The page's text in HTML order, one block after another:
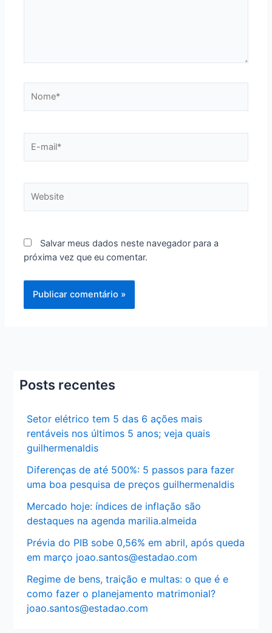
mail*
Salvar meus dados neste navegador para a
próxima vez que eu comentar.
Posts recentes
Setor elétrico tem 5 das 6 ações mais
rentáveis nos últimos 5 anos; veja quais
guilhermenaldis
Diferenças de até 500%: 5 passos para fazer
uma boa pesquisa de preços guilhermenaldis
Mercado hoje: índices de inflação são
destaques na agenda marilia.almeida
Prévia do PIB sobe 0,56% em abril, após queda
em março joao.santos@estadao.com
Regime de bens, traição e multas: o que é e
como fazer o planejamento matrimonial?
joao.santos@estadao.com